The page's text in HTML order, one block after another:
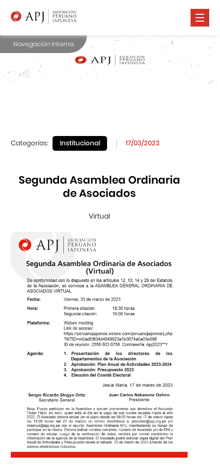
Nosotros
Comunidad Nikkei
Navegación interna
Categorías: Institucional 17/03/2023
Segunda Asamblea Ordinaria
de Asociados
Virtual